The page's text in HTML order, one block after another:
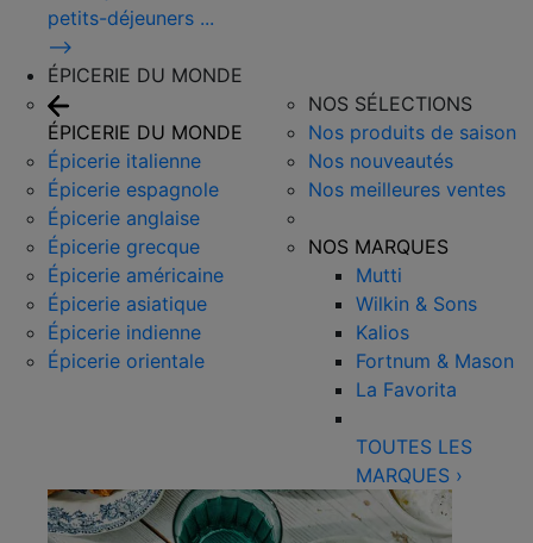
petits-déjeuners ...
⟶
ÉPICERIE DU MONDE
ÉPICERIE DU MONDE
Épicerie italienne
Épicerie espagnole
Épicerie anglaise
Épicerie grecque
Épicerie américaine
Épicerie asiatique
Épicerie indienne
Épicerie orientale
NOS SÉLECTIONS
Nos produits de saison
Nos nouveautés
Nos meilleures ventes
NOS MARQUES
Mutti
Wilkin & Sons
Kalios
Fortnum & Mason
La Favorita
TOUTES LES
MARQUES ›